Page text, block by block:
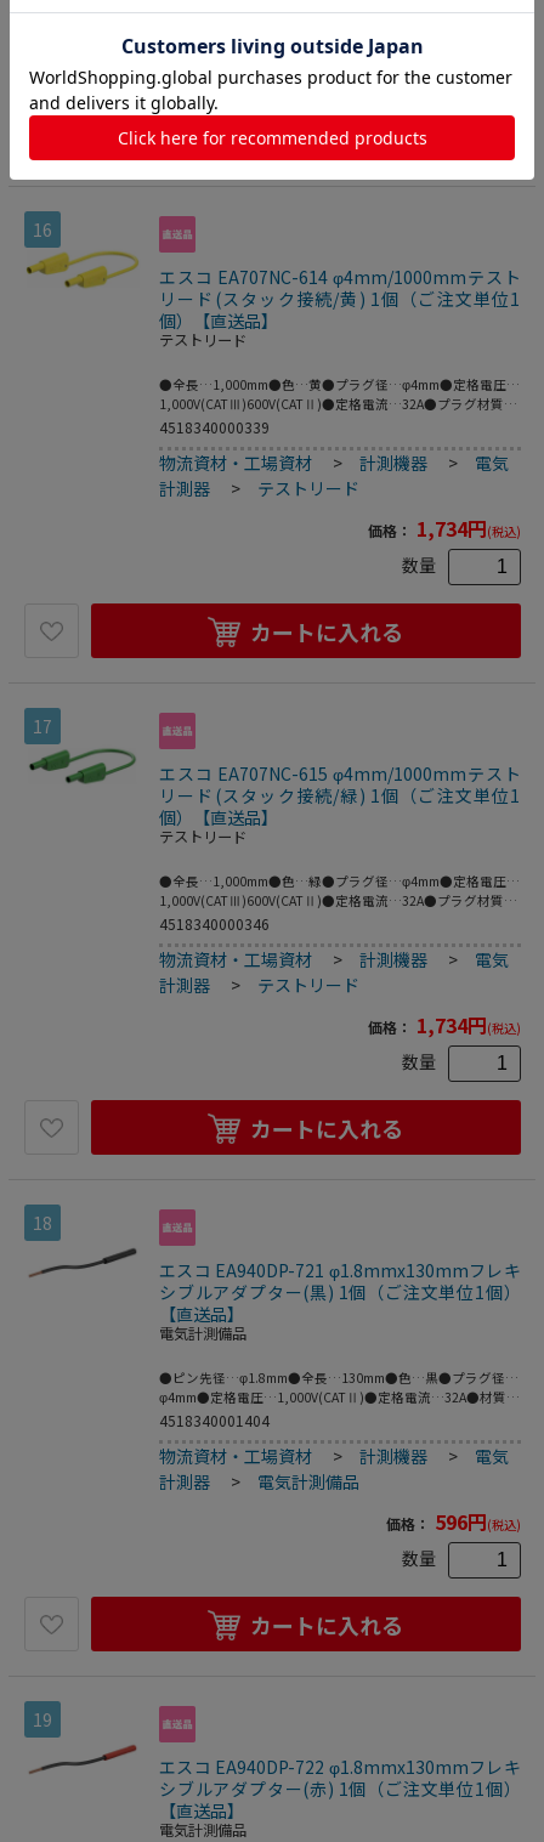
●梱包サイズ:148×127×19●梱包重量68g
数量
カートに入れる
16
エスコ EA707NC-614 φ4mm/1000mmテスト
リード(スタック接続/黄) 1個（ご注文単位1
個）【直送品】
テストリード
●全長…1,000mm●色…黄●プラグ径…φ4mm●定格電圧…
1,000V(CATⅢ)600V(CATⅡ)●定格電流…32A●プラグ材質…
金●ケーブル材質…PVC●フレキシブルなケーブルで両端に
MULTILAMプラグ付きテストリード。●※プラグとソケット
の両方がMULTILAMの場合は接続できません。●MULTILAM
付（ばね形状の多面接触子付）●金（Au）は接触抵抗が低
いことに利点があり、主に研究開発用途に需要があります。
●梱包サイズ:153×117×21●梱包重量66g
4518340000339
物流資材・工場資材 >計測機器 > 電気
計測器
> テストリード
価格： 1,734円(税込)
数量
カートに入れる
17
エスコ EA707NC-615 φ4mm/1000mmテスト
リード(スタック接続/緑) 1個（ご注文単位1
個）【直送品】
テストリード
●全長…1,000mm●色…緑●プラグ径…φ4mm●定格電圧…
1,000V(CATⅢ)600V(CATⅡ)●定格電流…32A●プラグ材質…
金●ケーブル材質…PVC●フレキシブルなケーブルで両端に
MULTILAMプラグ付きテストリード。●※プラグとソケット
の両方がMULTILAMの場合は接続できません。●MULTILAM
付（ばね形状の多面接触子付）●金（Au）は接触抵抗が低
いことに利点があり、主に研究開発用途に需要があります。
●梱包サイズ:148×144×19●梱包重量66g
4518340000346
物流資材・工場資材 >計測機器 > 電気
計測器
> テストリード
価格： 1,734円(税込)
数量
カートに入れる
18
エスコ EA940DP-721 φ1.8mmx130mmフレキ
シブルアダプター(黒) 1個（ご注文単位1個）
【直送品】
電気計測備品
●ピン先径…φ1.8mm●全長…130mm●色…黒●プラグ径…
φ4mm●定格電圧…1,000V(CATⅡ)●定格電流…32A●材質…
真鍮●絶縁タイプ、フレキシブルな銅線アダプタ。●ネジ止
絶縁スリーブ付きφ4mmのMULTILAMプラグに対応。●※プ
ラグとソケットの両方がMULTILAMの場合は接続できませ
ん。●梱包サイズ:74×144×15●梱包重量6g
4518340001404
物流資材・工場資材 >計測機器 > 電気
計測器
> 電気計測備品
価格： 596円(税込)
数量
カートに入れる
19
エスコ EA940DP-722 φ1.8mmx130mmフレキ
シブルアダプター(赤) 1個（ご注文単位1個）
【直送品】
電気計測備品